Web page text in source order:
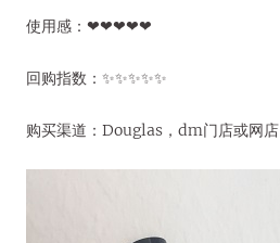
使用感：❤❤❤❤❤
回购指数：✨✨✨✨✨
购买渠道：Douglas，dm门店或网店